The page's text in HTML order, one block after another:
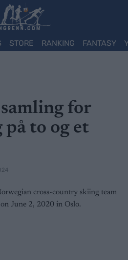
STORE RANKING FANTASY
for
på to og et